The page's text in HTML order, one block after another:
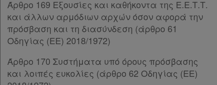
Άρθρο 99 [-]
Παρ.1
Παρ.2
Άρθρο 100 [-]
Παρ.1
Παρ.2
Άρθρο 101
[-]
Άρθρο 169 Εξουσίες και καθήκοντα της Ε.Ε.Τ.Τ.
και άλλων αρμόδιων αρχών όσον αφορά την
πρόσβαση και τη διασύνδεση (άρθρο 61
Οδηγίας (ΕΕ) 2018/1972)
Άρθρο 170 Συστήματα υπό όρους πρόσβασης
και λοιπές ευκολίες (άρθρο 62 Οδηγίας (ΕΕ)